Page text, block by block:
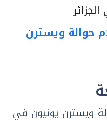
حوالة ويسترن
ويسترن يونيون في